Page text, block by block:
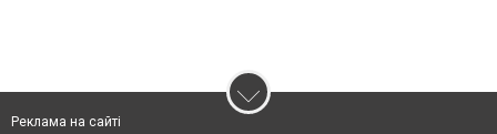
Реклама на сайті